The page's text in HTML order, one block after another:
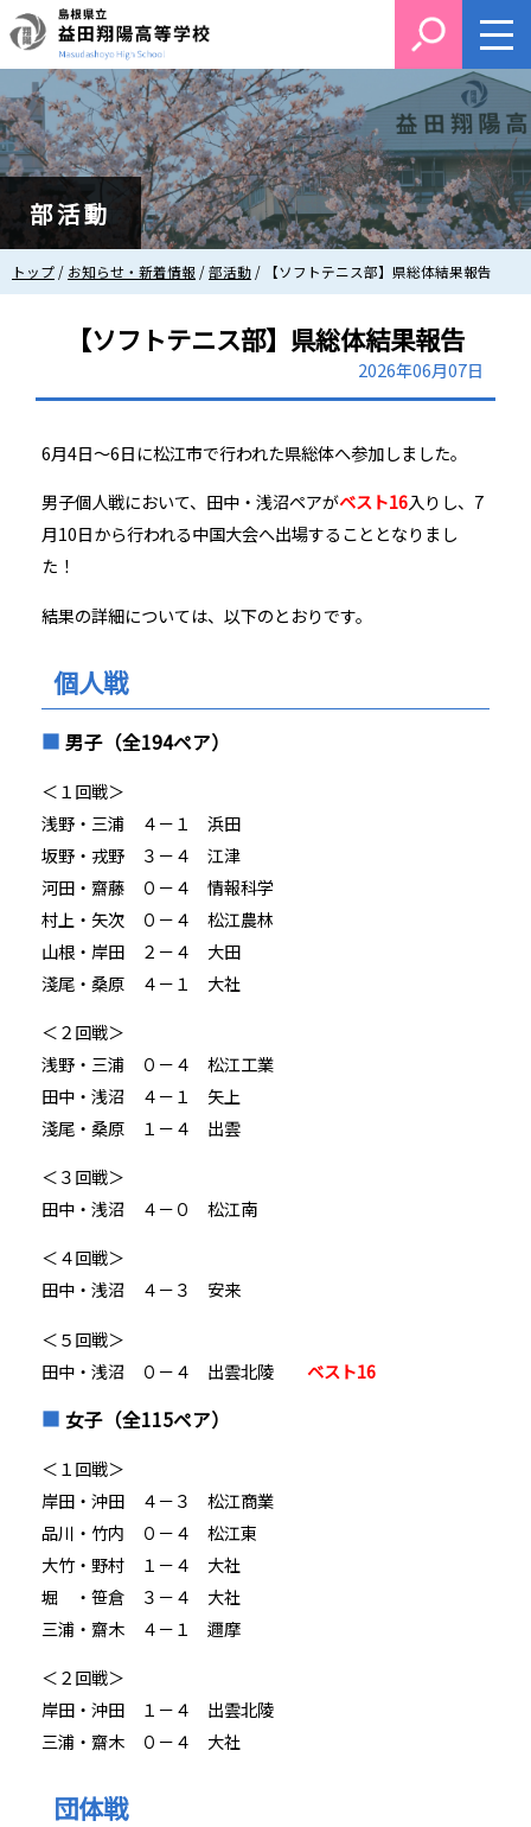
このページの本文へ
部活動
現
在
トップ / お知らせ・新着情報 /部活動 / 【ソフトテニス部】県総体結果報告
【ソフトテニス部】県総体結果報告
2026年06月07日
6月4日～6日に松江市で行われた県総体へ参加しました。
男子個人戦において、田中・浅沼ペアがベスト16入りし、7
月10日から行われる中国大会へ出場することとなりまし
た！
結果の詳細については、以下のとおりです。
個人戦
男子（全194ペア）
＜１回戦＞
浅野・三浦 ４－１ 浜田
坂野・戎野 ３－４ 江津
河田・齋藤 ０－４ 情報科学
村上・矢次 ０－４ 松江農林
山根・岸田 ２－４ 大田
淺尾・桑原 ４－１ 大社
＜２回戦＞
浅野・三浦 ０－４ 松江工業
田中・浅沼 ４－１ 矢上
淺尾・桑原 １－４ 出雲
＜３回戦＞
田中・浅沼 ４－０ 松江南
＜４回戦＞
田中・浅沼 ４－３ 安来
＜５回戦＞
田中・浅沼 ０－４ 出雲北陵 ベスト16
女子（全115ペア）
＜１回戦＞
岸田・沖田 ４－３ 松江商業
品川・竹内 ０－４ 松江東
大竹・野村 １－４ 大社
堀 ・笹倉 ３－４ 大社
三浦・齋木 ４－１ 邇摩
＜２回戦＞
岸田・沖田 １－４ 出雲北陵
三浦・齋木 ０－４ 大社
団体戦